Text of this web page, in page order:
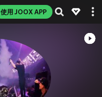
使用 JOOX APP